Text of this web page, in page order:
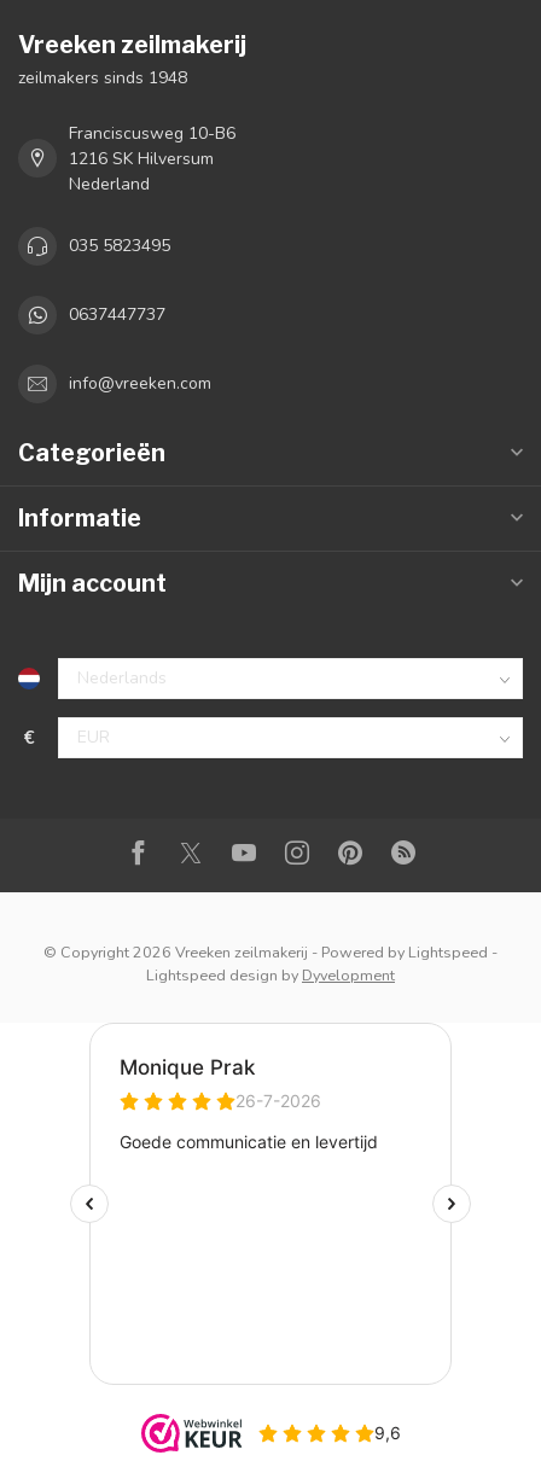
Vreeken zeilmakerij
zeilmakers sinds 1948
Franciscusweg 10-B6
1216 SK Hilversum
Nederland
035 5823495
0637447737
info@vreeken.com
Categorieën
Informatie
Mijn account
€
© Copyright 2026 Vreeken zeilmakerij - Powered by Lightspeed -
Lightspeed design by Dyvelopment